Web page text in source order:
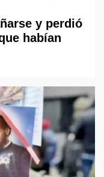
y perdió
habían